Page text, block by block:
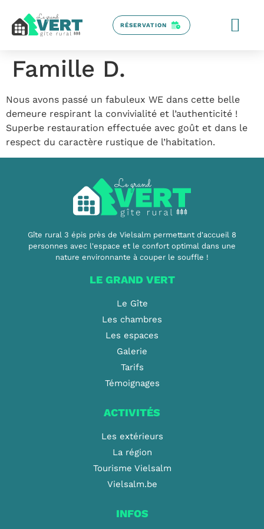
RÉSERVATION
Famille D.
Nous avons passé un fabuleux WE dans cette belle
demeure respirant la convivialité et l’authenticité !
Superbe restauration effectuée avec goût et dans le
respect du caractère rustique de l’habitation.
Gîte rural 3 épis près de Vielsalm permettant d'accueil 8
personnes avec l'espace et le confort optimal dans une
nature environnante à couper le souffle !
LE GRAND VERT
Le Gîte
Les chambres
Les espaces
Galerie
Tarifs
Témoignages
ACTIVITÉS
Les extérieurs
La région
Tourisme Vielsalm
Vielsalm.be
INFOS